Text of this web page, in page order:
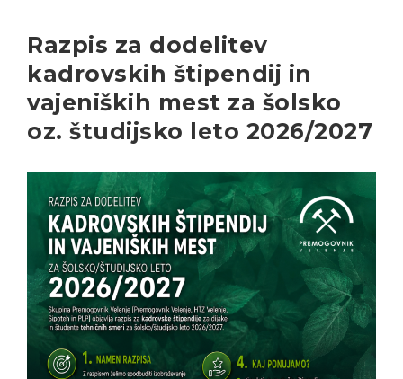
Razpis za dodelitev
kadrovskih štipendij in
vajeniških mest za šolsko
oz. študijsko leto 2026/2027